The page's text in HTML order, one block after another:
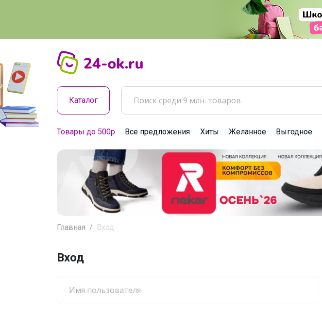
Каталог
Товары до 500р Все предложения Хиты Желанное Выгодное
Главная Вход
Вход